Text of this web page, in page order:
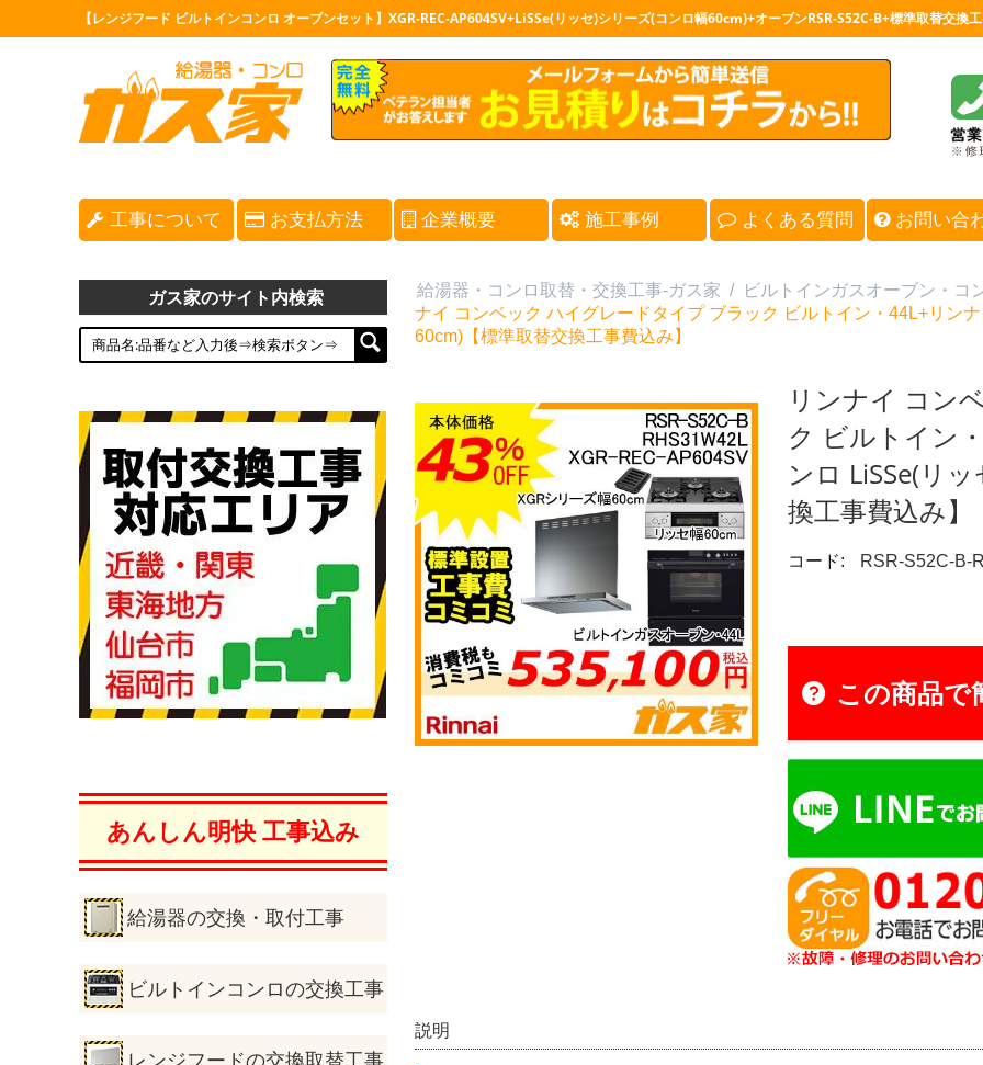
【レンジフード ビルトインコンロ オーブンセット】XGR-REC-AP604SV+LiSSe(リッセ)シリーズ(コンロ幅60cm)+オーブンRSR-S52C-B+標準取替交換
工事について お支払方法 企業概要 施工事例 よくある質問 お問い合
ガス家のサイト内検索
あんしん明快 工事込み
給湯器の交換・取付工事
ビルトインコンロの交換工事
給湯器・コンロ取替・交換工事-ガス家 /
ビルトインガスオーブン・コ
ナイ コンベック ハイグレードタイプ ブラック ビルトイン・44L+リン
60cm)【標準取替交換工事費込み】
リンナイ コン
ク ビルトイン
ンロ LiSSe(リ
換工事費込み】
コード: RSR-S52C-B-
この商品で
説明